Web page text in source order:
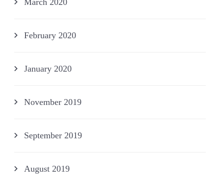
February 2020
January 2020
November 2019
September 2019
August 2019